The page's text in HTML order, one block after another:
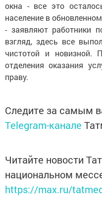
окна - все это
население в
- заявляют работники
взгляд, здесь все
чистотой и новизной.
отделения оказания
праву.
Следите за самым
Telegram-канале
Читайте новости
национальном
https://max.ru/